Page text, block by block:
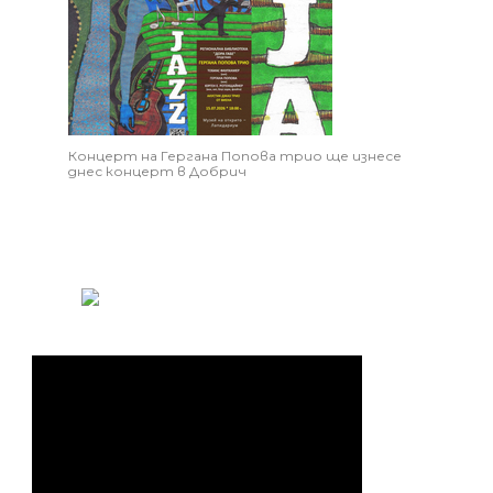
Концерт на Гергана Попова трио ще изнесе
днес концерт в Добрич